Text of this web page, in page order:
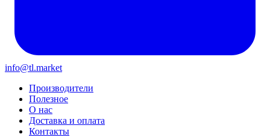
info@tl.market
Производители
Полезное
О нас
Доставка и оплата
Контакты